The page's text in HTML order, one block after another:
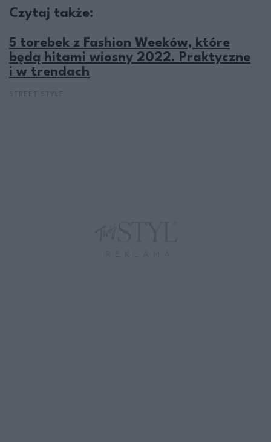
Czytaj także:
5 torebek z Fashion Weeków, które
będą hitami wiosny 2022. Praktyczne
i w trendach